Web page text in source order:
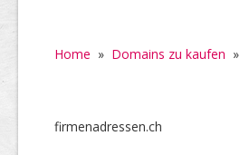
Home » Domains zu kaufen »
firmenadressen.ch